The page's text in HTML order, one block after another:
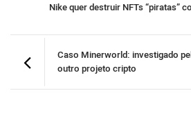
Nike quer destruir NFTs “piratas”
Caso Minerworld: investigado
outro projeto cripto